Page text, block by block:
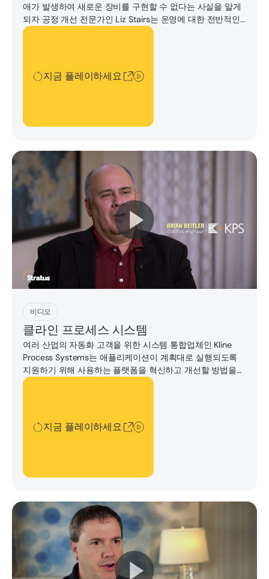
애가 발생하여 새로운 장비를 구현할 수 없다는 사실을 알게
되자 공정 개선 전문가인 Liz Stairs는 운영에 대한 전반적인
자동화 지원을 개선할 방법을 모색하기 시작했습니다.그들은
지금 플레이하세요
지금 플레이하세요
비디오
클라인 프로세스 시스템
여러 산업의 자동화 고객을 위한 시스템 통합업체인 Kline
Process Systems는 애플리케이션이 계획대로 실행되도록
지원하기 위해 사용하는 플랫폼을 혁신하고 개선할 방법을
항상 찾고 있습니다.
지금 플레이하세요
지금 플레이하세요
지금 플레이하세요